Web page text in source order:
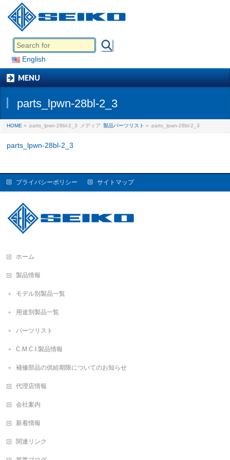
English
MENU
parts_lpwn-28bl-2_3
HOME » parts_lpwn-28bl-2_3 メディア 製品パーツリスト » parts_lpwn-28bl-2_3
parts_lpwn-28bl-2_3
プライバシーポリシー サイトマップ
ホーム
製品情報
モデル別製品一覧
用途別製品一覧
パーツリスト
C.M.C.I.製品情報
補修部品の供給期限についてのお知らせ
代理店情報
会社案内
新着情報
関連リンク